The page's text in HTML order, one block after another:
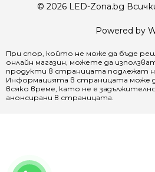
© 2026 LED-Zona.bg
Powered by
При спор, който не може да бъде
онлайн магазин, можете да
продукти в страницата подлежат
Информацията в страницата може
всяко време, като не е
анонсирани в страницата.